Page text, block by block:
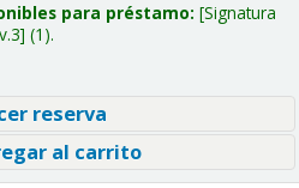
para préstamo: Signatura
(1).
reserva
al carrito